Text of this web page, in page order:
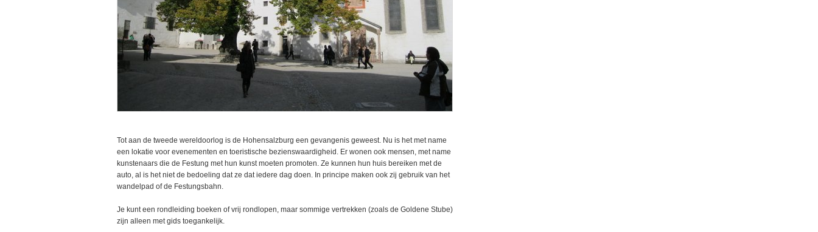
Tot aan de tweede wereldoorlog is de Hohensalzburg een gevangenis geweest. Nu is het met name
een lokatie voor evenementen en toeristische bezienswaardigheid. Er wonen ook mensen, met name
kunstenaars die de Festung met hun kunst moeten promoten. Ze kunnen hun huis bereiken met de
auto, al is het niet de bedoeling dat ze dat iedere dag doen. In principe maken ook zij gebruik van het
wandelpad of de Festungsbahn.
Je kunt een rondleiding boeken of vrij rondlopen, maar sommige vertrekken (zoals de Goldene Stube)
zijn alleen met gids toegankelijk.